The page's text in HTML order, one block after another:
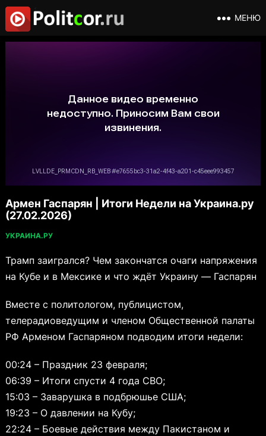
МЕНЮ
Армен Гаспарян | Итоги Недели на Украина.ру
(27.02.2026)
УКРАИНА.РУ
Трамп заигрался? Чем закончатся очаги напряжения
на Кубе и в Мексике и что ждёт Украину — Гаспарян
Вместе с политологом, публицистом,
телерадиоведущим и членом Общественной палаты
РФ Арменом Гаспаряном подводим итоги недели:
00:24 – Праздник 23 февраля;
06:39 – Итоги спусти 4 года СВО;
15:03 – Заварушка в подбрюшье США;
19:23 – О давлении на Кубу;
22:24 – Боевые действия между Пакистаном и